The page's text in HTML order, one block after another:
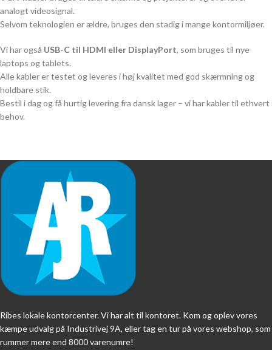
analogt videosignal.
Selvom teknologien er ældre, bruges den stadig i mange kontormiljøer.
Vi har også USB-C til HDMI eller DisplayPort, som bruges til nye
laptops og tablets.
Alle kabler er testet og leveres i høj kvalitet med god skærmning og
holdbare stik.
Bestil i dag og få hurtig levering fra dansk lager – vi har kabler til ethvert
behov.
Ribes lokale kontorcenter. Vi har alt til kontoret. Kom og oplev vores
kæmpe udvalg på Industrivej 9A, eller tag en tur på vores webshop, som
rummer mere end 8000 varenumre!